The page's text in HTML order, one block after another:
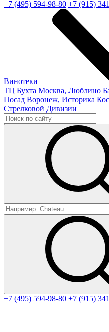
+7 (495) 594-98-80 +7 (915)
Винотеки
ТЦ Бухта Москва, Люблино
Посад Воронеж, Историка
Стрелковой Дивизии
+7 (495) 594-98-80 +7 (915)